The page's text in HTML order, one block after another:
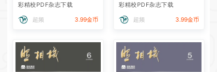
彩精校PDF杂志下载
超频 3.99金币
彩精校PDF杂志下载
超频 3.99金币